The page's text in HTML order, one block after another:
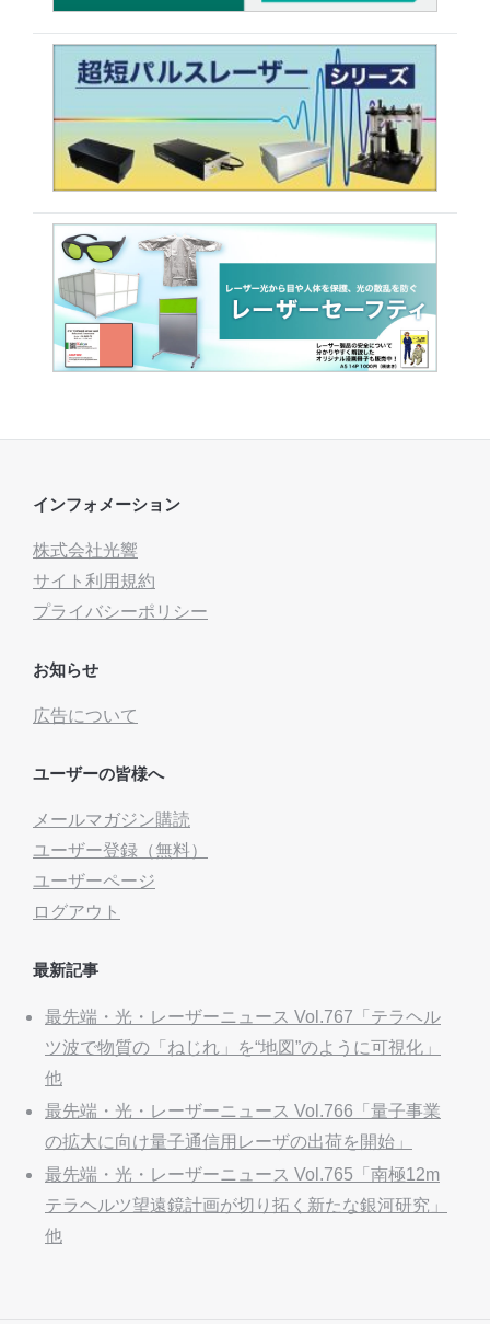
インフォメーション
株式会社光響
サイト利用規約
プライバシーポリシー
お知らせ
広告について
ユーザーの皆様へ
メールマガジン購読
ユーザー登録（無料）
ユーザーページ
ログアウト
最新記事
最先端・光・レーザーニュース Vol.767「テラヘル
ツ波で物質の「ねじれ」を“地図”のように可視化」
他
最先端・光・レーザーニュース Vol.766「量子事業
の拡大に向け量子通信用レーザの出荷を開始」
最先端・光・レーザーニュース Vol.765「南極12m
テラヘルツ望遠鏡計画が切り拓く新たな銀河研究」
他